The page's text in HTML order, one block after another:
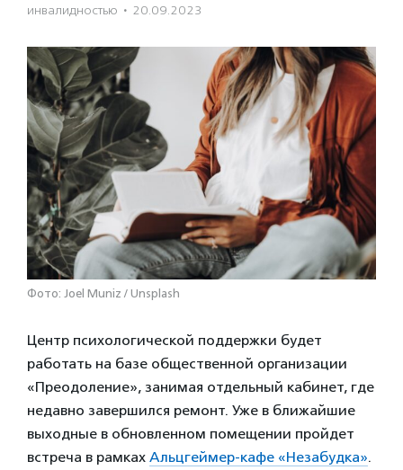
инвалидностью · 20.09.2023
Фото: Joel Muniz / Unsplash
Центр психологической поддержки будет
работать на базе общественной организации
«Преодоление», занимая отдельный кабинет, где
недавно завершился ремонт. Уже в ближайшие
выходные в обновленном помещении пройдет
встреча в рамках Альцгеймер-кафе «Незабудка».